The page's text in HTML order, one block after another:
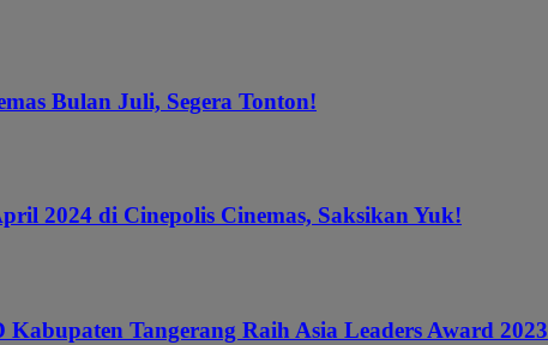
Bulan Juli, Segera Tonton!
2024 di Cinepolis Cinemas, Saksikan Yuk!
Tangerang Raih Asia Leaders Award 2023